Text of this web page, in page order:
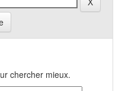
chercher mieux.